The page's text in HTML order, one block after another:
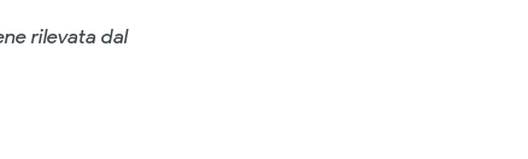
rilevata dal